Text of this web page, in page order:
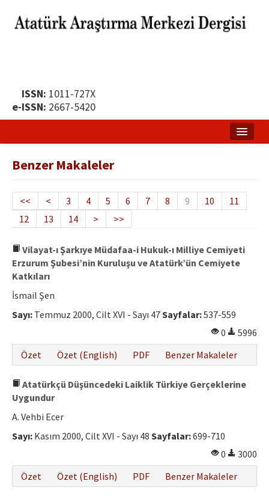
ISSN: 1011-727X
e-ISSN: 2667-5420
Yayın Politikası
Dergi Kurulları
Yayın İlkeleri
Etik İlkeler
Yazar Rehberi
Hakem Rehberi
İletişim
Benzer Makaleler
<< < 3 4 5 6 7 8 9 10
11
12
13 14 > >>
Vilayat-ı Şarkıye Müdafaa-i Hukuk-ı Milliye Cemiyeti
Erzurum Şubesi’nin Kuruluşu ve Atatürk’ün Cemiyete
Katkıları
İsmail Şen
Sayı: Temmuz 2000, Cilt XVI - Sayı 47Sayfalar:537-559
0
5996
Özet
Özet (English) PDF Benzer Makaleler
Atatürkçü Düşüncedeki Laiklik Türkiye Gerçeklerine
Uygundur
A. Vehbi Ecer
Sayı: Kasım 2000, Cilt XVI - Sayı 48 Sayfalar:699-710
0
3000
Özet
Özet (English) PDF Benzer Makaleler